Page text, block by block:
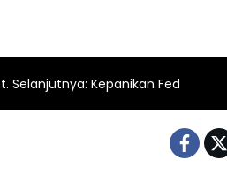
Selanjutnya: Kepanikan Fed